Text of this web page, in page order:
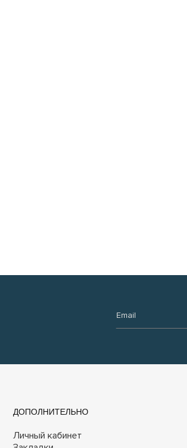
ДОПОЛНИТЕЛЬНО
Личный кабинет